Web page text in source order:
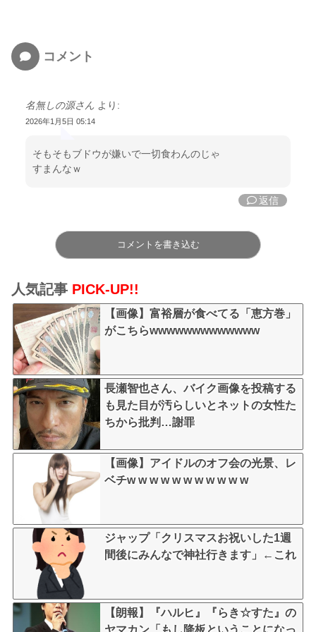
コメント
名無しの源さん より:
2026年1月5日 05:14
そもそもブドウが嫌いで一切食わんのじゃ
すまんなｗ
返信
コメントを書き込む
人気記事 PICK-UP!!
【画像】富裕層が食べてる「恵方巻」
がこちらwwwwwwwwwwwww
長瀬智也さん、バイク画像を投稿する
も見た目が汚らしいとネットの女性た
ちから批判…謝罪
【画像】アイドルのオフ会の光景、レ
ベチw w w w w w w w w w w
ジャップ「クリスマスお祝いした1週
間後にみんなで神社行きます」←これ
【朗報】『ハルヒ』『らき☆すた』の